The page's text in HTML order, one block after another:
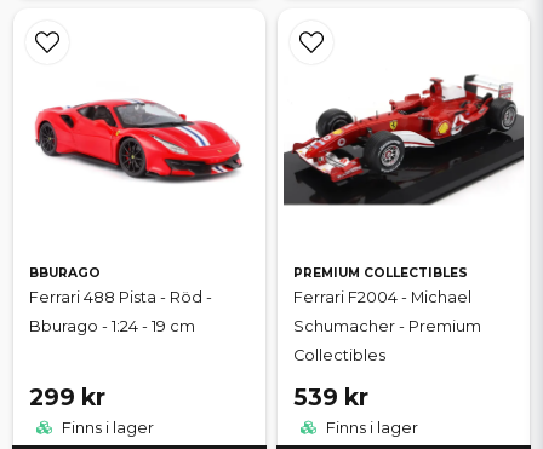
BBURAGO
Ferrari 488 Pista - Röd -
Bburago - 1:24 - 19 cm
299 kr
Finns i lager
PREMIUM COLLECTIBLES
Ferrari F2004 - Michael
Schumacher - Premium
Collectibles
539 kr
Finns i lager